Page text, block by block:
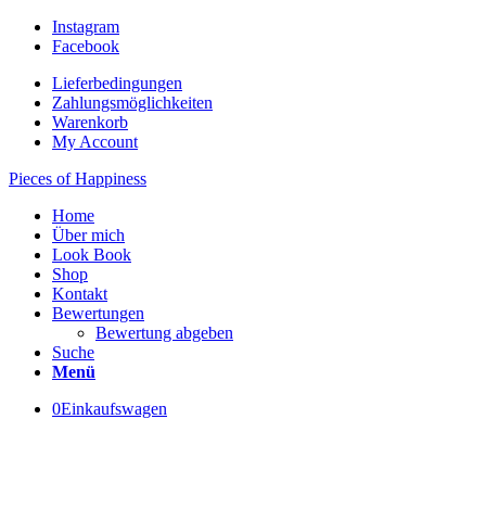
Instagram
Facebook
Lieferbedingungen
Zahlungsmöglichkeiten
Warenkorb
My Account
Pieces of Happiness
Home
Über mich
Look Book
Shop
Kontakt
Bewertungen
Bewertung abgeben
Suche
Menü
0Einkaufswagen